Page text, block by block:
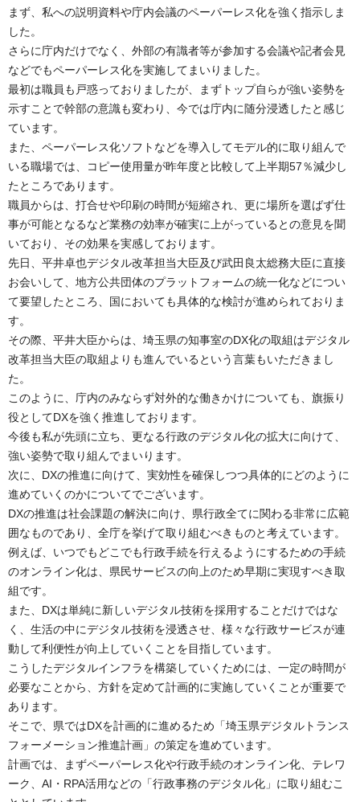
まず、私への説明資料や庁内会議のペーパーレス化を強く指示しま
した。
さらに庁内だけでなく、外部の有識者等が参加する会議や記者会見
などでもペーパーレス化を実施してまいりました。
最初は職員も戸惑っておりましたが、まずトップ自らが強い姿勢を
示すことで幹部の意識も変わり、今では庁内に随分浸透したと感じ
ています。
また、ペーパーレス化ソフトなどを導入してモデル的に取り組んで
いる職場では、コピー使用量が昨年度と比較して上半期57％減少し
たところであります。
職員からは、打合せや印刷の時間が短縮され、更に場所を選ばず仕
事が可能となるなど業務の効率が確実に上がっているとの意見を聞
いており、その効果を実感しております。
先日、 平井卓也デジタル改革担当大臣及び武田 良太総務大臣に直接
お会いして、地方公共団体のプラットフォームの統一化などについ
て要望したところ、国においても具体的な検討が進められておりま
す。
その際、平井大臣からは、埼玉県の知事室のDX化の取組はデジタル
改革担当大臣の取組よりも進んでいるという言葉もいただきまし
た。
このように、庁内のみならず対外的な働きかけについても、旗振り
役としてDXを強く推進しております。
今後も私が先頭に立ち、更なる行政のデジタル化の拡大に向けて、
強い姿勢で取り組んでまいります。
次に、DXの推進に向けて、実効性を確保しつつ具体的にどのように
進めていくのかについてでございます。
DXの推進は社会課題の解決に向け、県行政全てに関わる非常に広範
囲なものであり、全庁を挙げて取り組むべきものと考えています。
例えば、いつでもどこでも行政手続を行えるようにするための手続
のオンライン化は、県民サービスの向上のため早期に実現すべき取
組です。
また、DXは単純に新しいデジタル技術を採用することだけではな
く、生活の中にデジタル技術を浸透させ、様々な行政サービスが連
動して利便性が向上していくことを目指しています。
こうしたデジタルインフラを構築していくためには、一定の時間が
必要なことから、方針を定めて計画的に実施していくことが重要で
あります。
そこで、県ではDXを計画的に進めるため「埼玉県デジタルトランス
フォーメーション推進計画」の策定を進めています。
計画では、まずペーパーレス化や行政手続のオンライン化、テレワ
ーク、 AI ・ RPA活用などの「行政事務のデジタル化」に取り組むこ